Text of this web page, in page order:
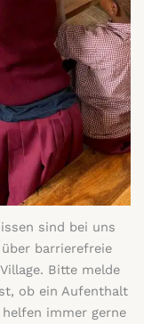
sind bei uns
barrierefreie
Bitte melde
ob ein Aufenthalt
immer gerne